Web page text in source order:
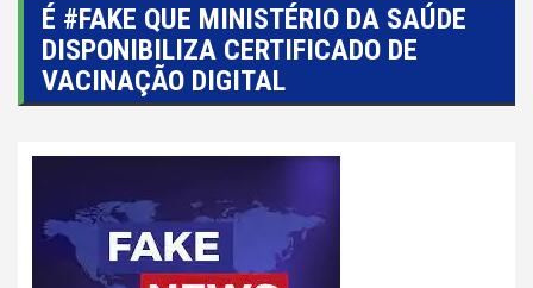
É #FAKE QUE MINISTÉRIO DA SAÚDE
DISPONIBILIZA CERTIFICADO DE
VACINAÇÃO DIGITAL